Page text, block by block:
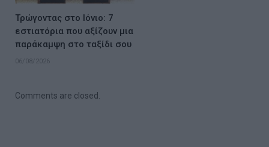
Τρώγοντας στο Ιόνιο: 7
εστιατόρια που αξίζουν μια
παράκαμψη στο ταξίδι σου
06/08/2026
Comments are closed.